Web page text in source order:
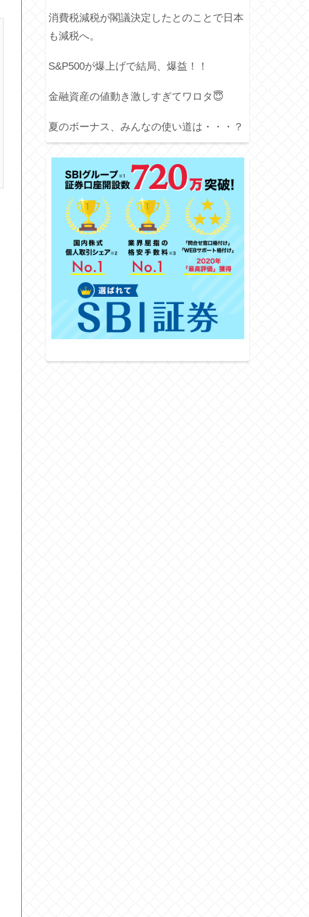
消費税減税が閣議決定したとのことで日本
も減税へ。
S&P500が爆上げで結局、爆益！！
金融資産の値動き激しすぎてワロタ😇
夏のボーナス、みんなの使い道は・・・？